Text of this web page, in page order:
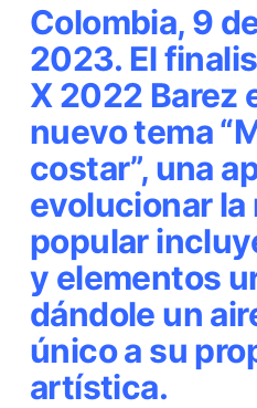
Colombia, 9
2023. El
X 2022 Barez
nuevo tema
costar”, una
evolucionar la
popular
y elementos
dándole un
único a su
artística.